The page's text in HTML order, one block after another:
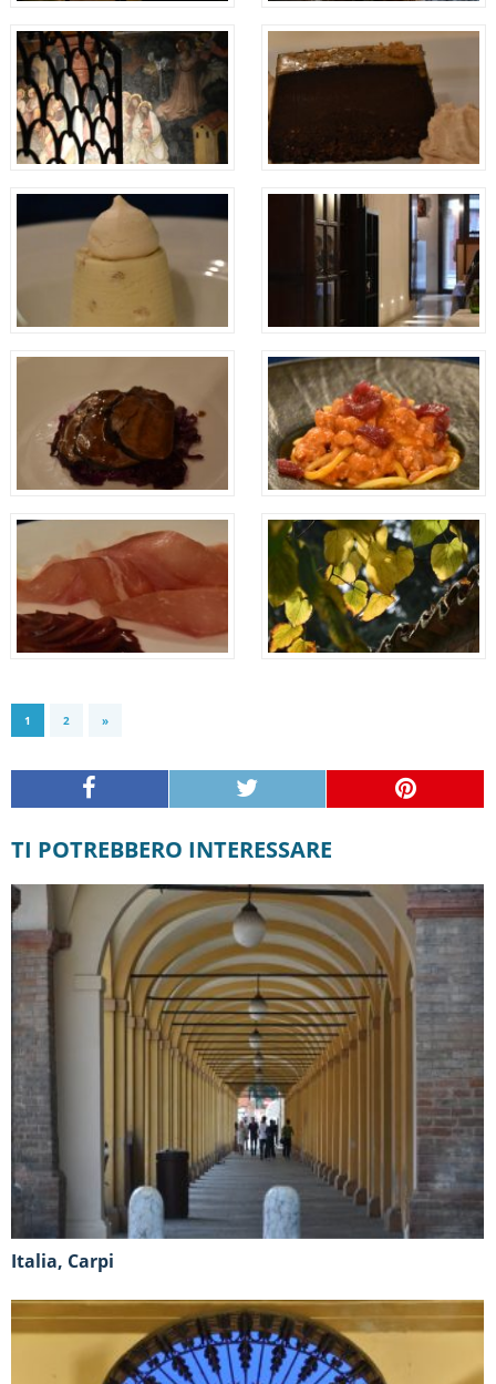
1 2 »
TI POTREBBERO INTERESSARE
Italia, Carpi